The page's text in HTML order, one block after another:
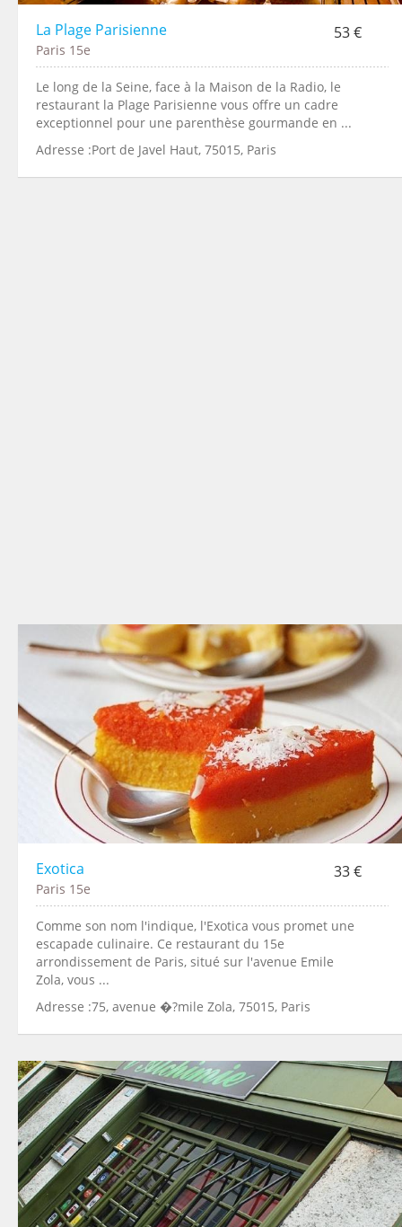
La Plage Parisienne 53 €
Paris 15e
Le long de la Seine, face à la Maison de la Radio, le
restaurant la Plage Parisienne vous offre un cadre
exceptionnel pour une parenthèse gourmande en ...
Adresse :Port de Javel Haut, 75015, Paris
Exotica 33 €
Paris 15e
Comme son nom l'indique, l'Exotica vous promet une
escapade culinaire. Ce restaurant du 15e
arrondissement de Paris, situé sur l'avenue Emile
Zola, vous ...
Adresse :75, avenue �?mile Zola, 75015, Paris